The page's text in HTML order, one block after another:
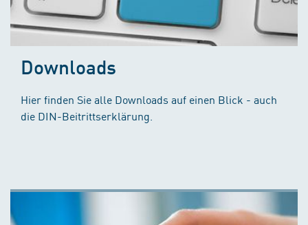
Downloads
Hier finden Sie alle Downloads auf einen Blick - auch
die DIN-Beitrittserklärung.